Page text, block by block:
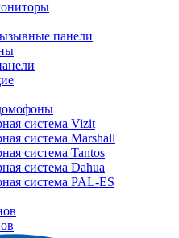
панели
система Vizit
система Marshall
система Tantos
система Dahua
система PAL-ES